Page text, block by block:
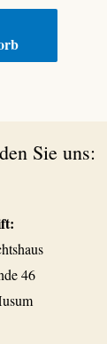
Sie uns:
46